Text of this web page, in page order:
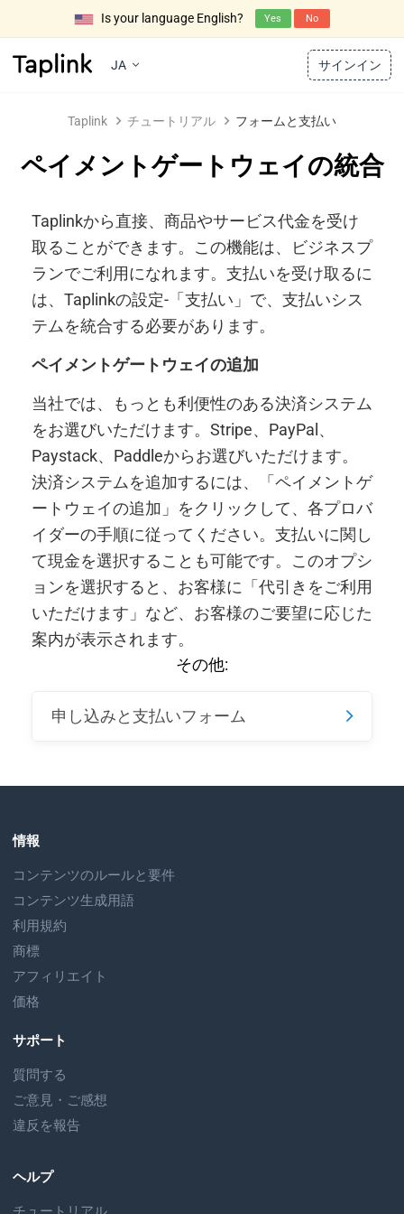
Is your language English? Yes No
JA サインイン
Taplink チュートリアル フォームと支払い
ペイメントゲートウェイの統合
Taplinkから直接、商品やサービス代金を受け
取ることができます。この機能は、ビジネスプ
ランでご利用になれます。支払いを受け取るに
は、Taplinkの設定-「支払い」で、支払いシス
テムを統合する必要があります。
ペイメントゲートウェイの追加
当社では、もっとも利便性のある決済システム
をお選びいただけます。Stripe、PayPal、
Paystack、Paddleからお選びいただけます。
決済システムを追加するには、「ペイメントゲ
ートウェイの追加」をクリックして、各プロバ
イダーの手順に従ってください。支払いに関し
て現金を選択することも可能です。このオプシ
ョンを選択すると、お客様に「代引きをご利用
いただけます」など、お客様のご要望に応じた
案内が表示されます。
その他:
申し込みと支払いフォーム
情報
コンテンツのルールと要件
コンテンツ生成用語
利用規約
商標
アフィリエイト
価格
サポート
質問する
ご意見・ご感想
違反を報告
ヘルプ